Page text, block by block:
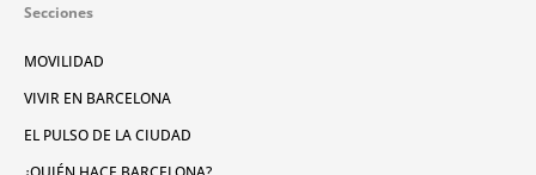
Secciones
MOVILIDAD
VIVIR EN BARCELONA
EL PULSO DE LA CIUDAD